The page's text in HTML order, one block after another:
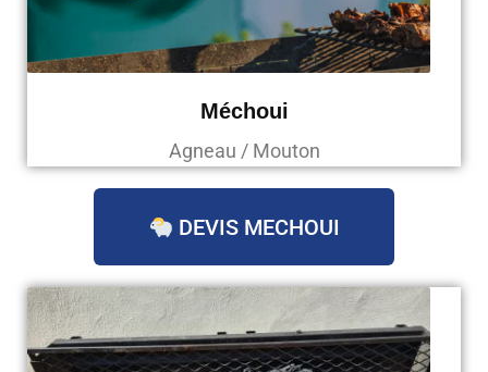
Méchoui
Agneau / Mouton
DEVIS MECHOUI